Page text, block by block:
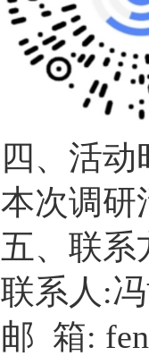
四、活动
本次调研
五、联系
联系人:
邮 箱: